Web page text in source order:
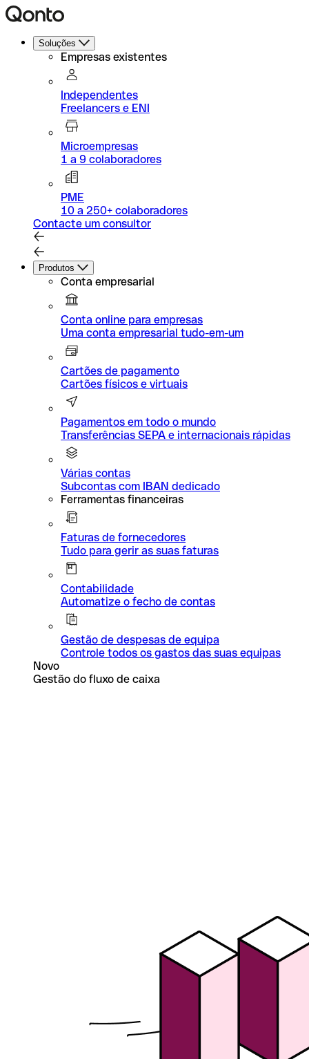
Soluções
Empresas existentes
Independentes
Freelancers e ENI
Microempresas
1 a 9 colaboradores
PME
10 a 250+ colaboradores
Contacte um consultor
Produtos
Conta empresarial
Conta online para empresas
Uma conta empresarial tudo-em-um
Cartões de pagamento
Cartões físicos e virtuais
Pagamentos em todo o mundo
Transferências SEPA e internacionais rápidas
Várias contas
Subcontas com IBAN dedicado
Ferramentas financeiras
Faturas de fornecedores
Tudo para gerir as suas faturas
Contabilidade
Automatize o fecho de contas
Gestão de despesas de equipa
Controle todos os gastos das suas equipas
Novo
Gestão do fluxo de caixa